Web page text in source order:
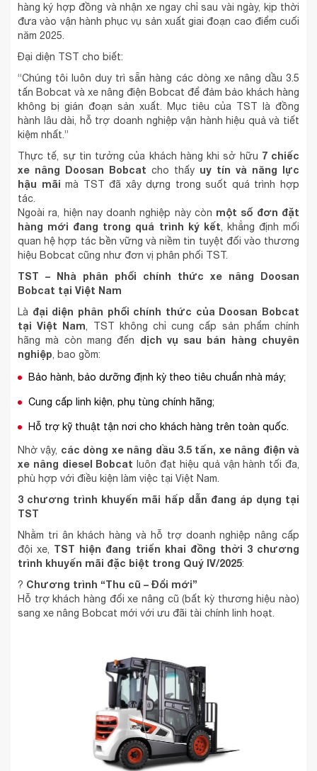
hàng ký hợp đồng và nhận xe ngay chỉ sau vài ngày, kịp thời
đưa vào vận hành phục vụ sản xuất giai đoạn cao điểm cuối
năm 2025.
Đại diện TST cho biết:
“Chúng tôi luôn duy trì sẵn hàng các dòng xe nâng dầu 3.5
tấn Bobcat và xe nâng điện Bobcat để đảm bảo khách hàng
không bị gián đoạn sản xuất. Mục tiêu của TST là đồng
hành lâu dài, hỗ trợ doanh nghiệp vận hành hiệu quả và tiết
kiệm nhất.”
Thực tế, sự tin tưởng của khách hàng khi sở hữu 7 chiếc
xe nâng Doosan Bobcat cho thấy uy tín và năng lực
hậu mãi mà TST đã xây dựng trong suốt quá trình hợp
tác.
Ngoài ra, hiện nay doanh nghiệp này còn một số đơn đặt
hàng mới đang trong quá trình ký kết , khẳng định mối
quan hệ hợp tác bền vững và niềm tin tuyệt đối vào thương
hiệu Bobcat cũng như đơn vị phân phối TST.
TST – Nhà phân phối chính thức xe nâng Doosan
Bobcat tại Việt Nam
Là đại diện phân phối chính thức của Doosan Bobcat
tại Việt Nam , TST không chỉ cung cấp sản phẩm chính
hãng mà còn mang đến dịch vụ sau bán hàng chuyên
nghiệp , bao gồm:
Bảo hành, bảo dưỡng định kỳ theo tiêu chuẩn nhà máy;
Cung cấp linh kiện, phụ tùng chính hãng;
Hỗ trợ kỹ thuật tận nơi cho khách hàng trên toàn quốc.
Nhờ vậy, các dòng xe nâng dầu 3.5 tấn, xe nâng điện và
xe nâng diesel Bobcat luôn đạt hiệu quả vận hành tối đa,
phù hợp với điều kiện làm việc tại Việt Nam.
3 chương trình khuyến mãi hấp dẫn đang áp dụng tại
TST
Nhằm tri ân khách hàng và hỗ trợ doanh nghiệp nâng cấp
đội xe, TST hiện đang triển khai đồng thời 3 chương
trình khuyến mãi đặc biệt trong Quý IV/2025:
? Chương trình “Thu cũ – Đổi mới”
Hỗ trợ khách hàng đổi xe nâng cũ (bất kỳ thương hiệu nào)
sang xe nâng Bobcat mới với ưu đãi tài chính linh hoạt.